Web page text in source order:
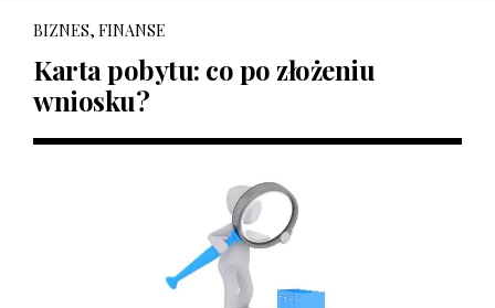
BIZNES, FINANSE
Karta pobytu: co po złożeniu
wniosku?